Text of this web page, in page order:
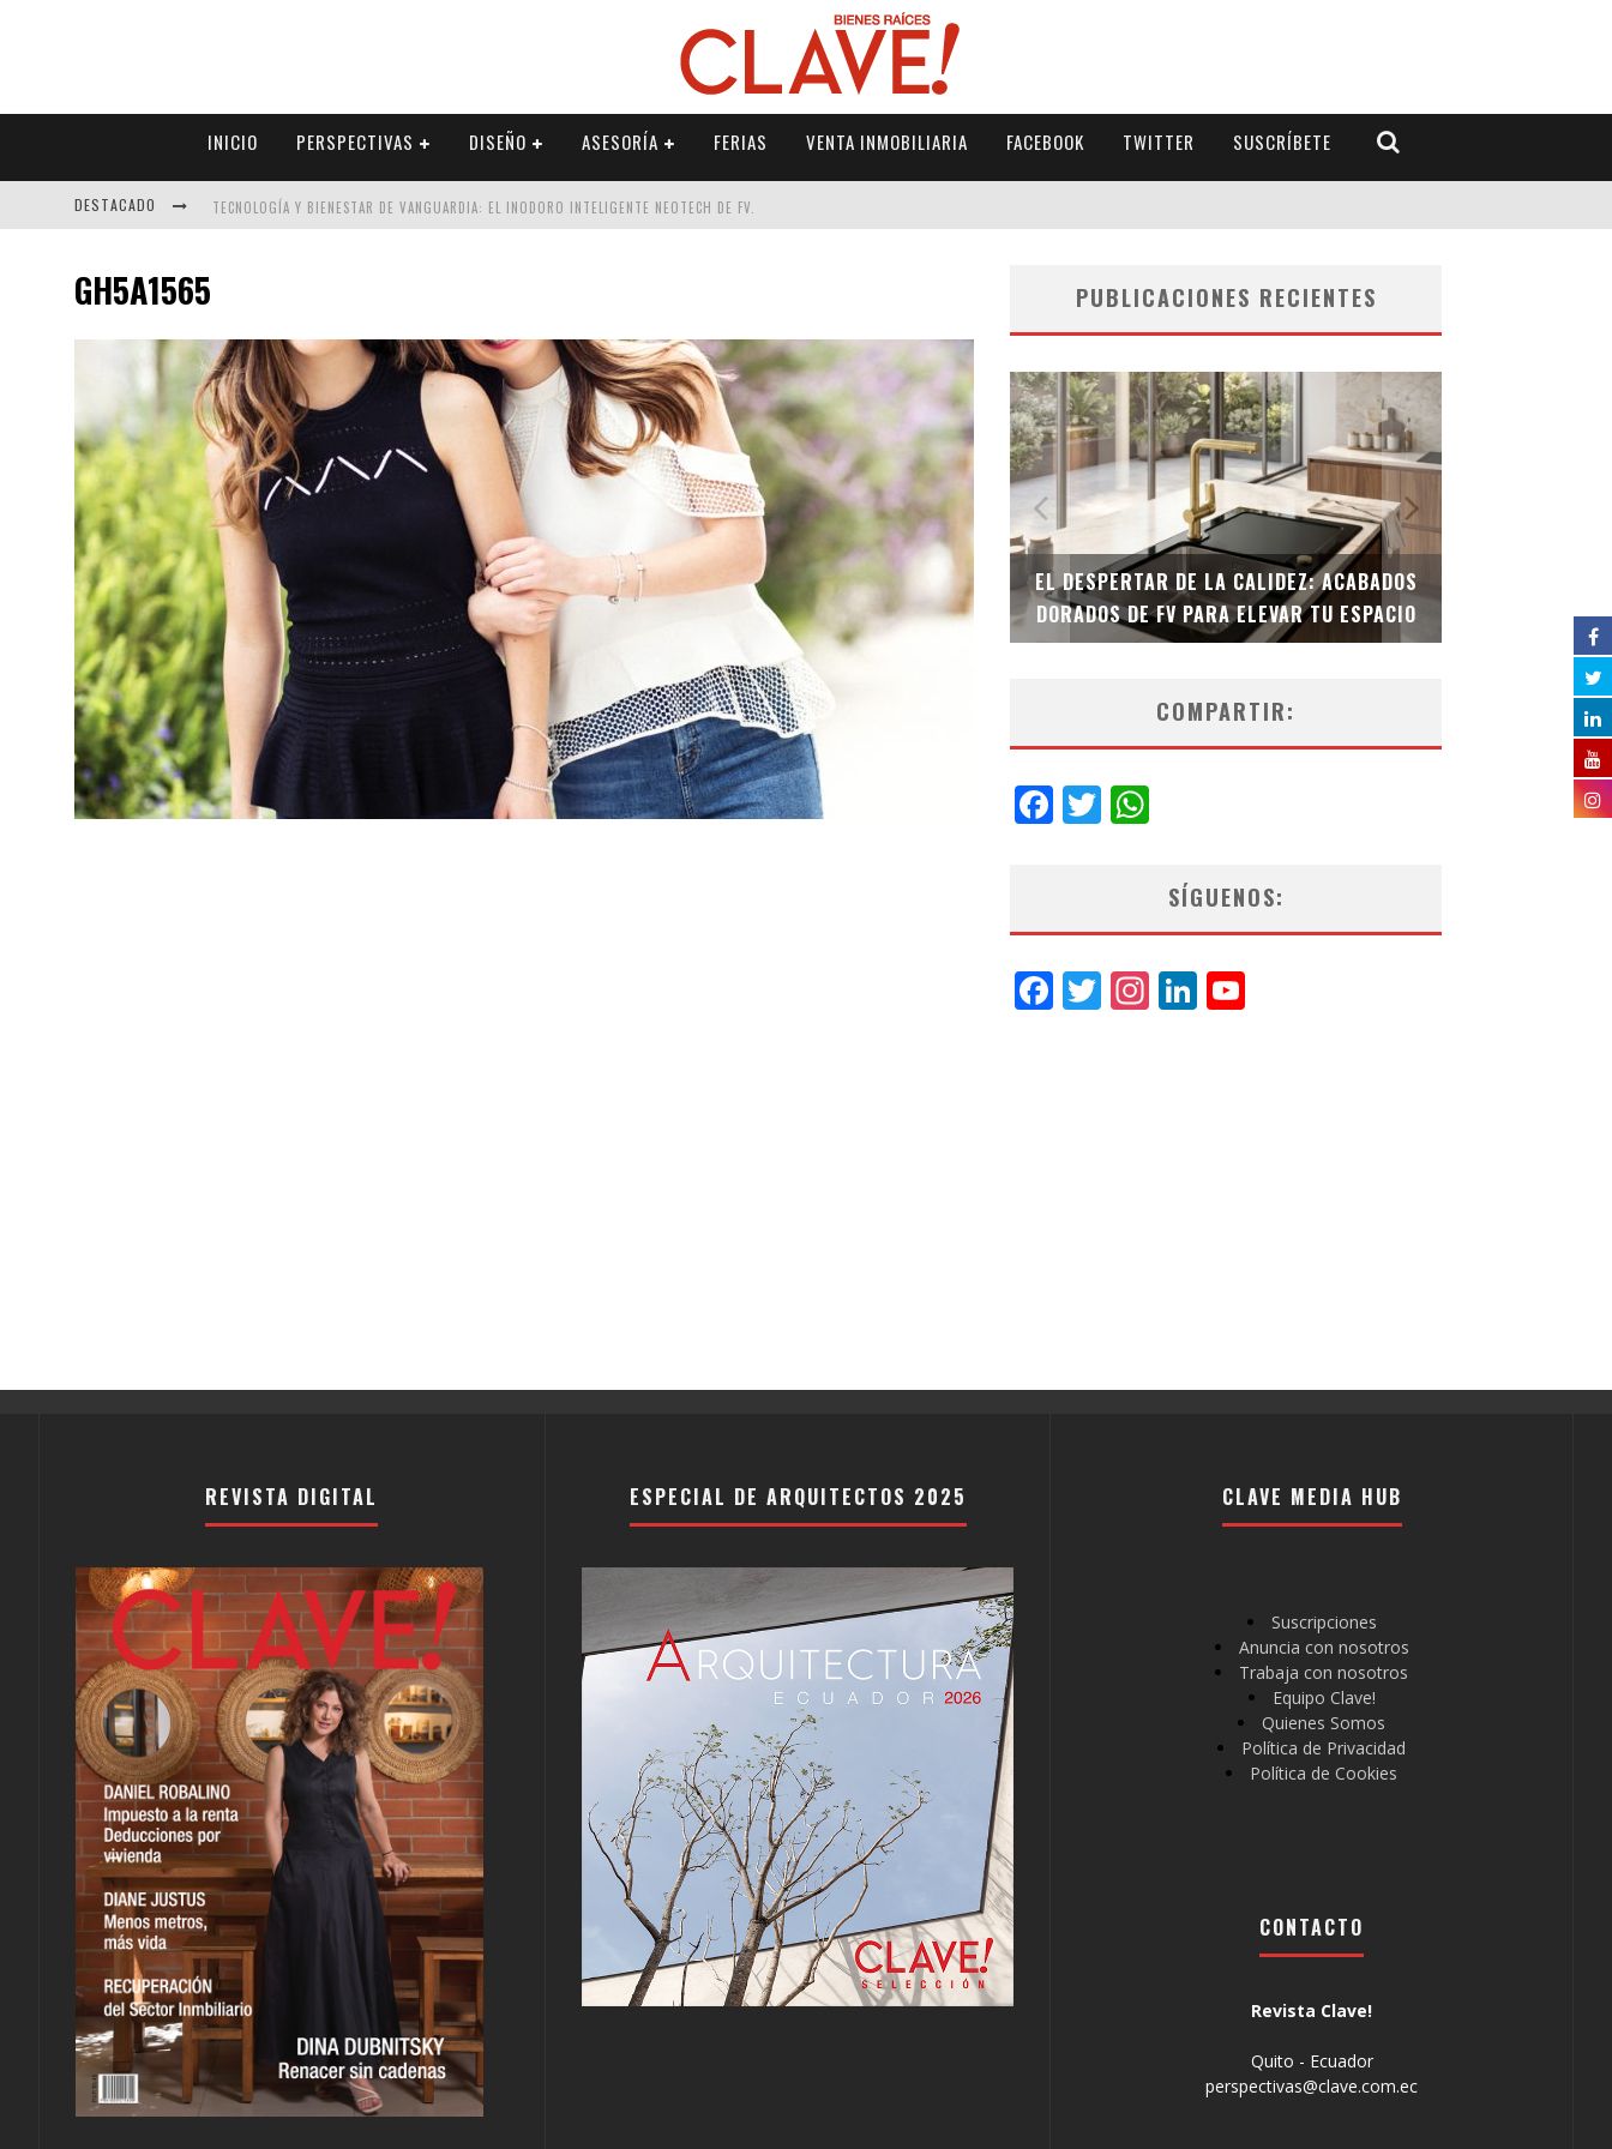
INICIO PERSPECTIVAS DISEÑO ASESORÍA FERIAS VENTA INMOBILIARIA FACEBOOK TWITTER SUSCRÍBETE
DESTACADO TECNOLOGÍA Y BIENESTAR DE VANGUARDIA: EL INODORO INTELIGENTE NEOTECH DE FV.
EL DESPERTAR DE LA CALIDEZ: ACABADOS DORADOS DE FV PARA ELEVAR TU ESPACIO
GH5A1565 PUBLICACIONES RECIENTES
SAINT-GOBAIN IMPTEK – XI CONVENCIÓN
INTERNACIONAL
EL DESPERTAR DE LA CALIDEZ: ACABADOS
DORADOS DE FV PARA ELEVAR TU ESPACIO
EL INODORO
COMPARTIR:
Facebook
Twitter
SÍGUENOS:
Facebook
Twitter
Instagram
LinkedIn
REVISTA DIGITAL ESPECIAL DE ARQUITECTOS 2025 CLAVE MEDIA HUB
Suscripciones
Anuncia con nosotros
Trabaja con nosotros
Equipo Clave!
Quienes Somos
Política de Privacidad
Política de Cookies
CONTACTO
Revista Clave!
Quito - Ecuador
perspectivas@clave.com.ec